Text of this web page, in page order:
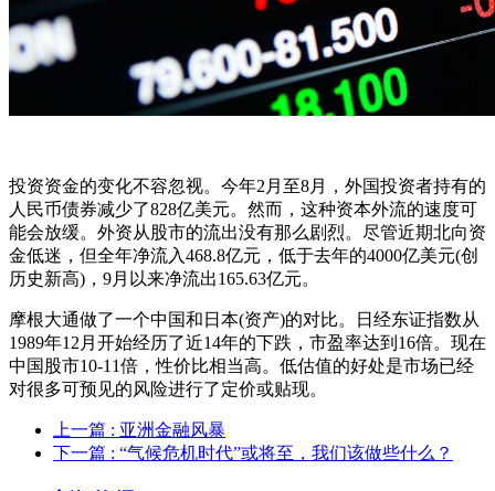
投资资金的变化不容忽视。今年2月至8月，外国投资者持有的
人民币债券减少了828亿美元。然而，这种资本外流的速度可
能会放缓。外资从股市的流出没有那么剧烈。尽管近期北向资
金低迷，但全年净流入468.8亿元，低于去年的4000亿美元(创
历史新高)，9月以来净流出165.63亿元。
摩根大通做了一个中国和日本(资产)的对比。日经东证指数从
1989年12月开始经历了近14年的下跌，市盈率达到16倍。现在
中国股市10-11倍，性价比相当高。低估值的好处是市场已经
对很多可预见的风险进行了定价或贴现。
上一篇 : 亚洲金融风暴
下一篇 : “气候危机时代”或将至，我们该做些什么？